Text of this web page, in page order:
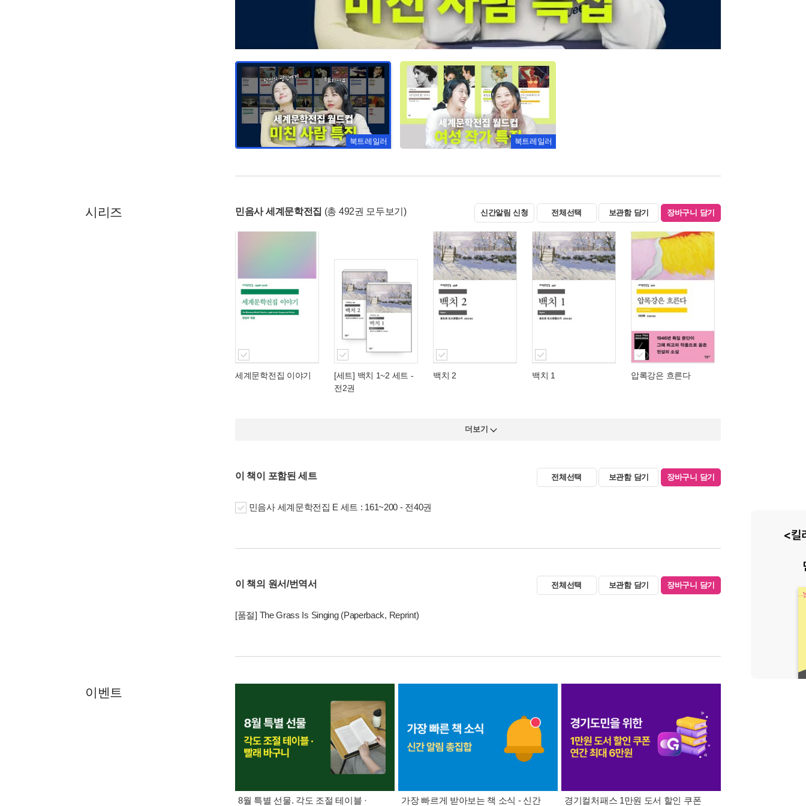
북트레일러 북트레일러
시리즈 민음사 세계문학전집 (총 492권 모두보기) 신간알림 신청 전체선택 보관함 담기 장바구니 담기
세계문학전집 이야기
[세트] 백치 1~2 세트 -
전2권
백치 2 백치 1 압록강은 흐른다
더보기
이 책이 포함된 세트 전체선택 보관함 담기 장바구니 담기
민음사 세계문학전집 E 세트 : 161~200 - 전40권
이 책의 원서/번역서 전체선택 보관함 담기 장바구니 담기
[품절] The Grass Is Singing (Paperback, Reprint)
이벤트
8월 특별 선물. 각도 조절 테이블 · 가장 빠르게 받아보는 책 소식 - 신간 경기컬처패스 1만원 도서 할인 쿠폰